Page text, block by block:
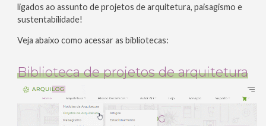
ligados ao assunto de projetos de arquitetura, paisagismo e
sustentabilidade!
Veja abaixo como acessar as bibliotecas:
Biblioteca de projetos de arquitetura